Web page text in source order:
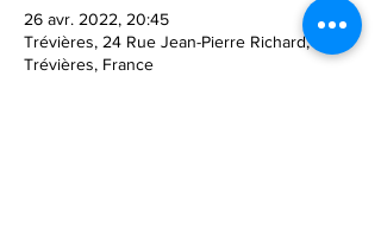
26 avr. 2022, 20:45
Trévières, 24 Rue Jean-Pierre Richard, 14710
Trévières, France